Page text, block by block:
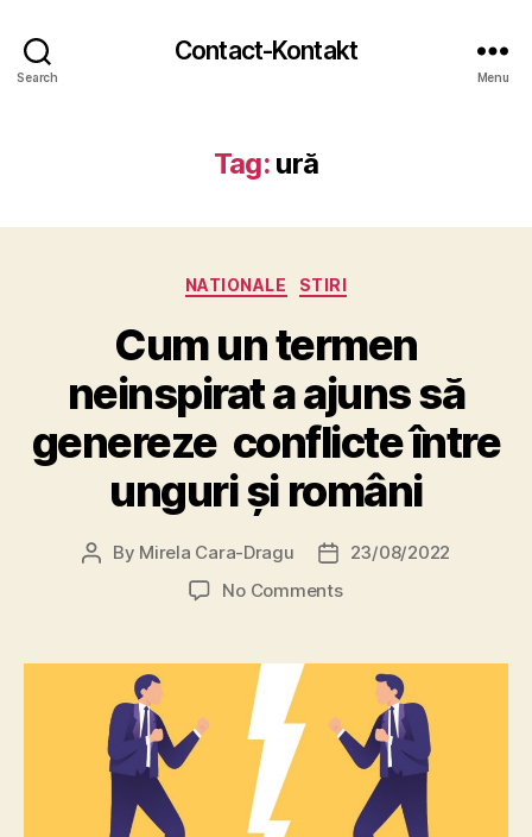
Search
Contact-Kontakt
Menu
Tag: ură
Categories
NATIONALE STIRI
Cum un termen
neinspirat a ajuns să
genereze conflicte între
unguri și români
Post
By Mirela Cara-Dragu
Post23/08/2022
No Commentson
termen
neinspirat
a
ajuns
să
genereze conflicte
între